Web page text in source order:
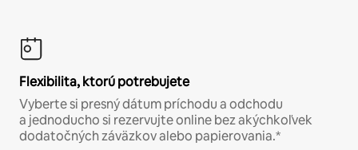
Flexibilita, ktorú potrebujete
Vyberte si presný dátum príchodu a odchodu
a jednoducho si rezervujte online bez akýchkoľvek
dodatočných záväzkov alebo papierovania.*